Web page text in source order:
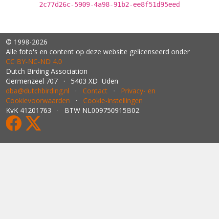
2c77d26c-5909-4a98-91b2-ee8f51d95eed
© 1998-2026
Alle foto's en content op deze website gelicenseerd onder
CC BY‑NC‑ND 4.0
Dutch Birding Association
Germenzeel 707 · 5403 XD Uden
dba@dutchbirding.nl · Contact · Privacy- en
Cookievoorwaarden · Cookie-instellingen
KvK 41201763 · BTW NL009750915B02